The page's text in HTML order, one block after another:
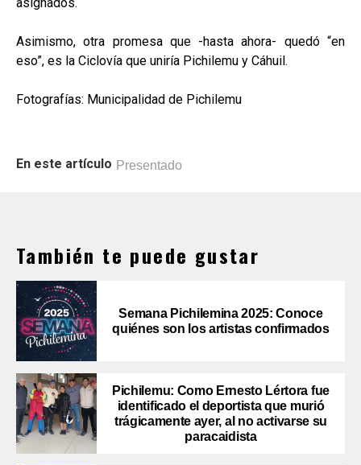
asignados.
Asimismo, otra promesa que -hasta ahora- quedó “en
eso”, es la Ciclovía que uniría Pichilemu y Cáhuil.
Fotografías: Municipalidad de Pichilemu
En este artículo Presentado
También te puede gustar
Semana Pichilemina 2025: Conoce
quiénes son los artistas confirmados
Pichilemu: Como Ernesto Lértora fue
identificado el deportista que murió
trágicamente ayer, al no activarse su
paracaidista